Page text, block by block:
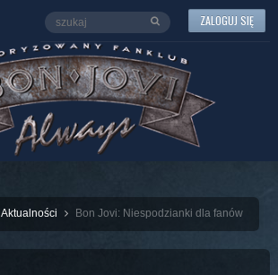
ZALOGUJ SIĘ
Aktualności Bon Jovi: Niespodzianki dla fanów